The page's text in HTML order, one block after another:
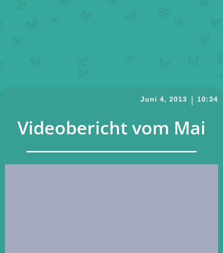
Juni 4, 2013 | 10:34
Videobericht vom Mai